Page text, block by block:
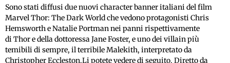
Sono stati diffusi due nuovi character banner italiani del film
Marvel Thor: The Dark World che vedono protagonisti Chris
Hemsworth e Natalie Portman nei panni rispettivamente
di Thor e della dottoressa Jane Foster, e uno dei villain più
temibili di sempre, il terribile Malekith, interpretato da
Christopher Eccleston.Li potete vedere di seguito. Diretto da